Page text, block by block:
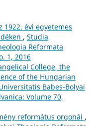
1922. évi egyetemes
, Studia
Reformata
1, 2016
College, the
of the Hungarian
Babes-Bolyai
Volume 70,
református orgonái ,